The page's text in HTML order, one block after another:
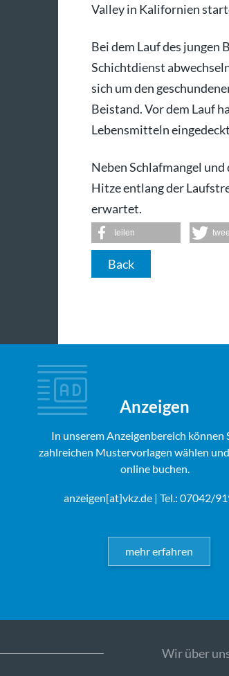
Valley in Kalifornien
Bei dem Lauf des jungen
Schichtdienst
sich um den
Beistand. Vor dem Lauf
Lebensmitteln
Neben Schlafmangel
Hitze entlang der
erwartet.
teilen
Back
Anzeigen
In unserem Anzeigenbereich können
zahlreichen Mustervorlagen wählen
online buchen.
anzeigen[at]vkz.de| Tel.: 07042/
mehr erfahren
Wir über